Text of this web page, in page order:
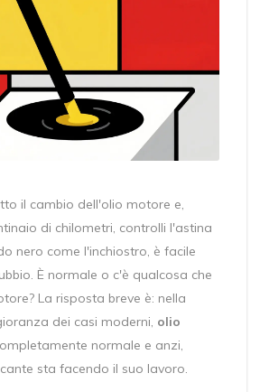
il cambio dell'olio motore e,
di chilometri, controlli l'astina
nero come l'inchiostro, è facile
È normale o c'è qualcosa che
La risposta breve è: nella
dei casi moderni, olio
normale e anzi,
sta facendo il suo lavoro.